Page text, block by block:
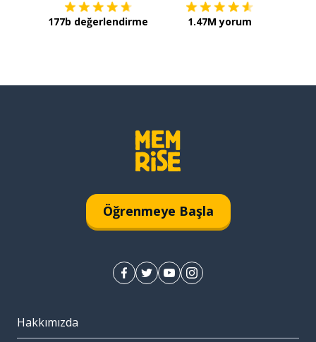
177b değerlendirme 1.47M yorum
Öğrenmeye Başla
Hakkımızda